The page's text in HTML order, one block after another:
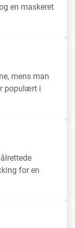
en maskeret
mens man
populært i
for en